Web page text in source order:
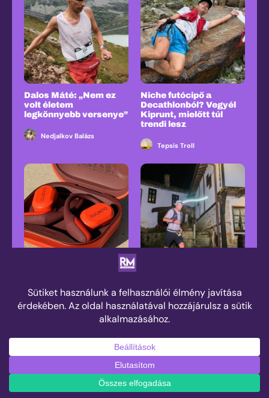
Dalos Máté: „Nem ez
volt életem
legkönnyebb versenye”
Nedjalkov Balázs
Niche futócipő a
Decathlonból? Vegyél
Kiprunt, mielőtt túl
trendi lesz
Tepsis Troll
nemet mondtam rá, de
a Suunto Spark
megváltoztatta a
Márkus János
végül nem rólam szólt
Nedjalkov Balázs